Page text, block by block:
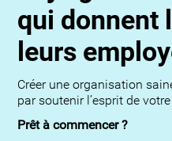
qui donnent
leurs
Créer une organisation
par soutenir l’esprit de
Prêt à commencer ?